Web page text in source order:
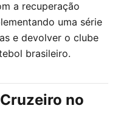
a recuperação
uma série
e devolver o clube
brasileiro.
no